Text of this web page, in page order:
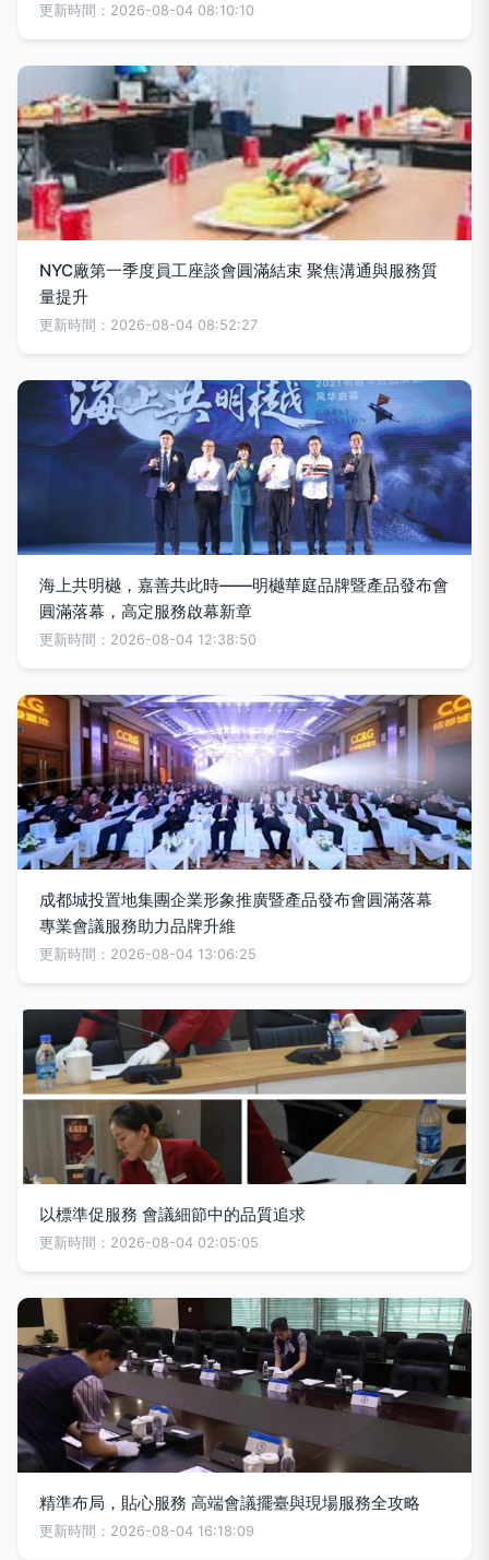
更新時間：2026-08-04 08:10:10
NYC廠第一季度員工座談會圓滿結束 聚焦溝通與服務質
量提升
更新時間：2026-08-04 08:52:27
海上共明樾，嘉善共此時——明樾華庭品牌暨產品發布會
圓滿落幕，高定服務啟幕新章
更新時間：2026-08-04 12:38:50
成都城投置地集團企業形象推廣暨產品發布會圓滿落幕
專業會議服務助力品牌升維
更新時間：2026-08-04 13:06:25
以標準促服務 會議細節中的品質追求
更新時間：2026-08-04 02:05:05
精準布局，貼心服務 高端會議擺臺與現場服務全攻略
更新時間：2026-08-04 16:18:09